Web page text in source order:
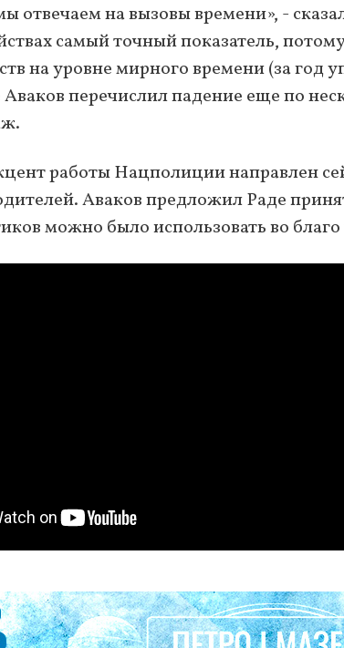
отвечаем на вызовы времени», -
самый точный показатель,
на уровне мирного времени (за год
Аваков перечислил падение еще по
работы Нацполиции направлен
Аваков предложил Раде
можно было использовать во